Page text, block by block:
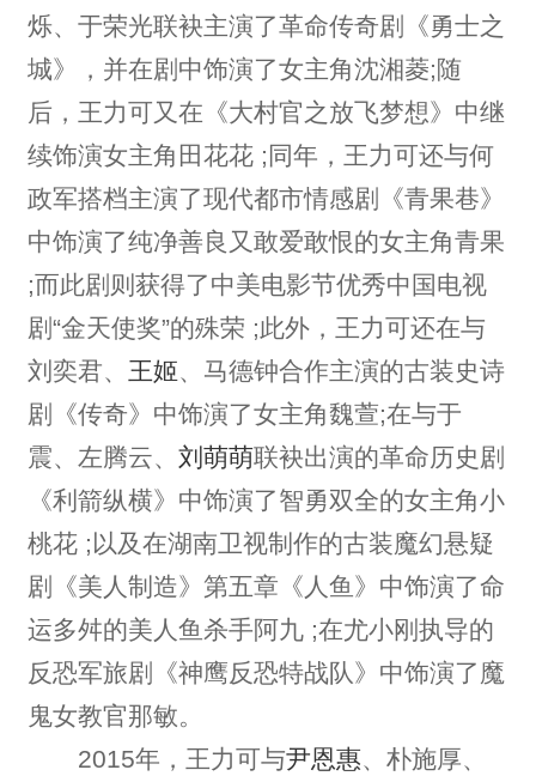
烁、于荣光联袂主演了革命传奇剧《勇士之
城》，并在剧中饰演了女主角沈湘菱;随
后，王力可又在《大村官之放飞梦想》中继
续饰演女主角田花花 ;同年，王力可还与何
政军搭档主演了现代都市情感剧《青果巷》
中饰演了纯净善良又敢爱敢恨的女主角青果
;而此剧则获得了中美电影节优秀中国电视
剧“金天使奖”的殊荣 ;此外，王力可还在与
刘奕君、 王姬 、马德钟合作主演的古装史诗
剧《传奇》中饰演了女主角魏萱;在与于
震、左腾云、 刘萌萌联袂出演的革命历史剧
《利箭纵横》中饰演了智勇双全的女主角小
桃花 ;以及在湖南卫视制作的古装魔幻悬疑
剧《美人制造》第五章《人鱼》中饰演了命
运多舛的美人鱼杀手阿九 ;在尤小刚执导的
反恐军旅剧《神鹰反恐特战队》中饰演了魔
鬼女教官那敏。
2015年，王力可与尹恩惠 、朴施厚、